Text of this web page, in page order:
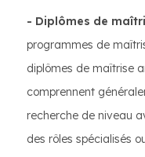
- Diplômes de
programmes de
diplômes de maîtrise
comprennent
recherche de niveau
des rôles spécialisés